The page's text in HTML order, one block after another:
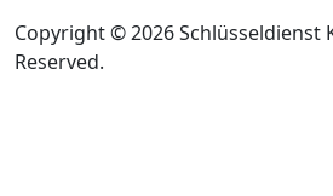
Copyright © 2026 Schlüsseldienst
Reserved.